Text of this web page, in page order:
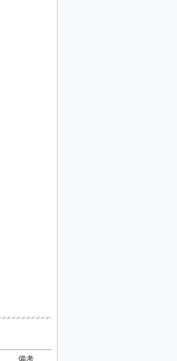
備考